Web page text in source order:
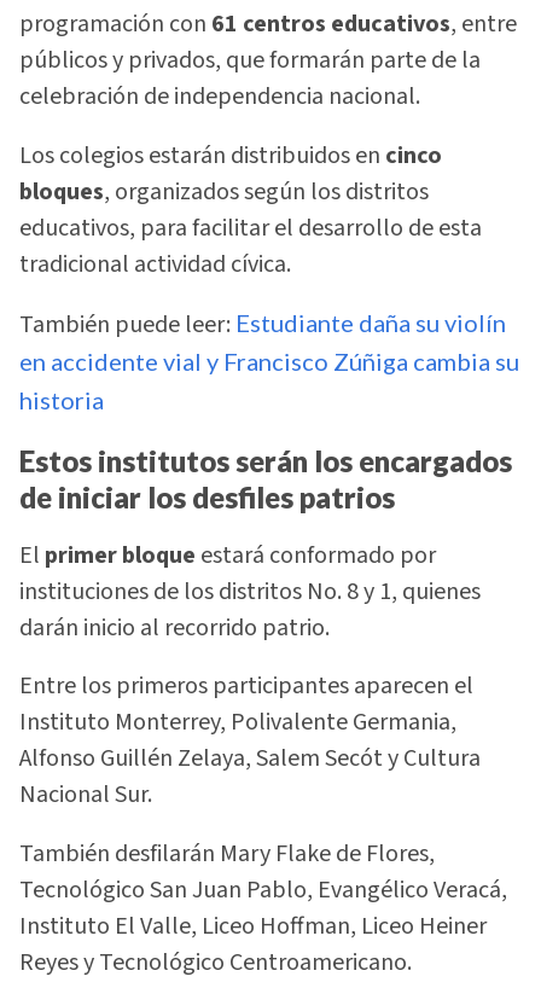
programación con 61 centros educativos, entre
públicos y privados, que formarán parte de la
celebración de independencia nacional.
Los colegios estarán distribuidos en cinco
bloques, organizados según los distritos
educativos, para facilitar el desarrollo de esta
tradicional actividad cívica.
También puede leer: Estudiante daña su violín
en accidente vial y Francisco Zúñiga cambia su
historia
Estos institutos serán los encargados
de iniciar los desfiles patrios
El primer bloque estará conformado por
instituciones de los distritos No. 8 y 1, quienes
darán inicio al recorrido patrio.
Entre los primeros participantes aparecen el
Instituto Monterrey, Polivalente Germania,
Alfonso Guillén Zelaya, Salem Secót y Cultura
Nacional Sur.
También desfilarán Mary Flake de Flores,
Tecnológico San Juan Pablo, Evangélico Veracá,
Instituto El Valle, Liceo Hoffman, Liceo Heiner
Reyes y Tecnológico Centroamericano.